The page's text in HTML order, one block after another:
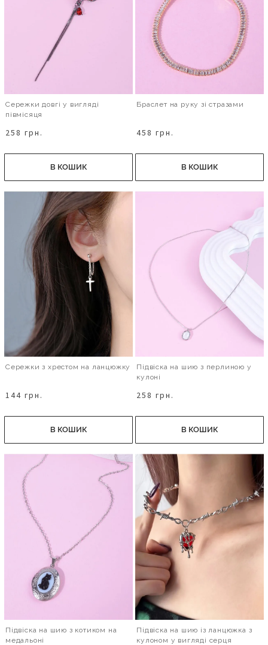
Сережки довгі у вигляді
півмісяця
258 грн.
В КОШИК
Браслет на руку зі стразами
458 грн.
В КОШИК
Сережки з хрестом на ланцюжку
144 грн.
В КОШИК
Підвіска на шию з перлиною у
кулоні
258 грн.
В КОШИК
Підвіска на шию з котиком на
медальоні
Підвіска на шию із ланцюжка з
кулоном у вигляді серця